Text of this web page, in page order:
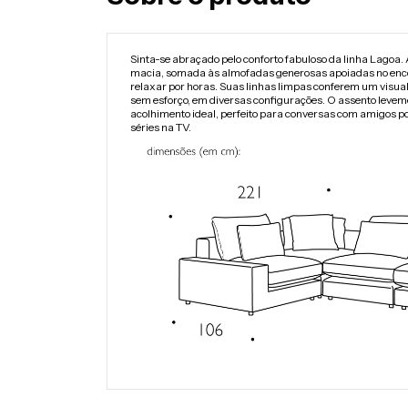
Sinta-se abraçado pelo conforto fabuloso da linha
macia, somada às almofadas generosas apoiadas no
relaxar por horas. Suas linhas limpas conferem um
sem esforço, em diversas configurações. O assento
acolhimento ideal, perfeito para conversas com amigos
séries na TV.